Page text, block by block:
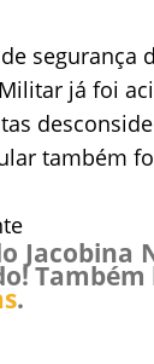
segurança
já foi
também
Jacobina
.